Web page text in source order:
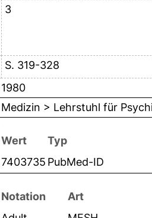
3
S. 319-328
1980
Medizin > Lehrstuhl für
Wert
Typ
7403735 PubMed-ID
Notation
Art